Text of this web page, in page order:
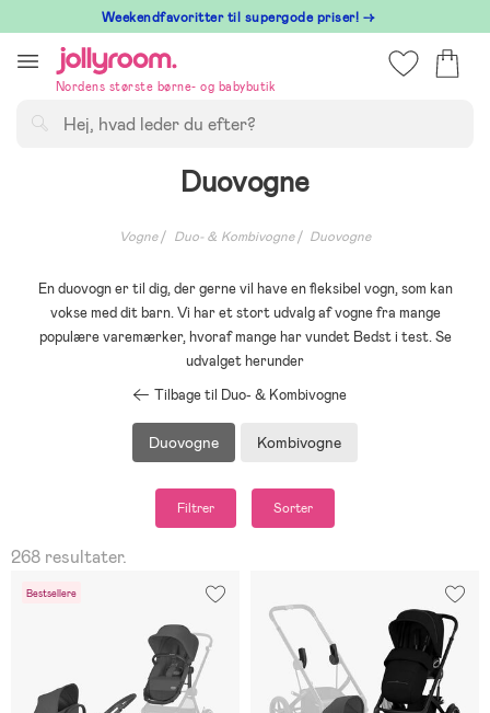
till
innehållet
⁠ Weekendfavoritter til supergode priser! →
Nordens største børne- og babybutik
Duovogne
Vogne Duo- & Kombivogne Duovogne
En duovogn er til dig, der gerne vil have en fleksibel vogn, som kan
vokse med dit barn. Vi har et stort udvalg af vogne fra mange
populære varemærker, hvoraf mange har vundet Bedst i test. Se
udvalget herunder
Tilbage til Duo- & Kombivogne
Duovogne Kombivogne
Filtrer Sorter
268 resultater.
Bestsellere